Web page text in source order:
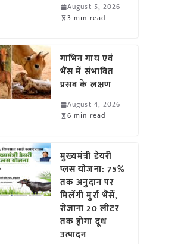
August 5, 2026
3 min read
गाभिन गाय एवं
भैंस में संभावित
प्रसव के लक्षण
August 4, 2026
6 min read
मुख्यमंत्री डेयरी
प्लस योजना: 75%
तक अनुदान पर
मिलेंगी मुर्रा भैंसें,
रोजाना 20 लीटर
तक होगा दूध
उत्पादन